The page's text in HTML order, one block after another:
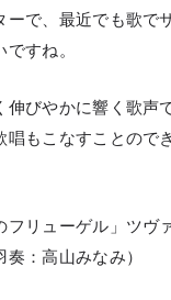
ーで、最近でも歌で
すね。
伸びやかに響く歌声
唱もこなすことので
リューゲル」ツヴ
：高山みなみ）